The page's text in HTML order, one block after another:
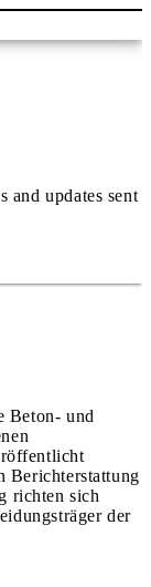
and updates sent
Beton- und
Berichterstattung
richten sich
der